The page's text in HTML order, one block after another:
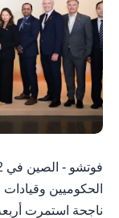
الحكوميين
ناجحة استمرت